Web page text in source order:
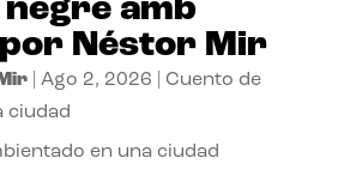
amb
Néstor Mir
| Ago 2, 2026
Cuento de
ciudad
en una ciudad